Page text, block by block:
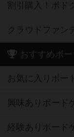
割引購入！ボド
クラウドファン
おすすめボ
お気に入りボー
興味ありボード
経験ありボード